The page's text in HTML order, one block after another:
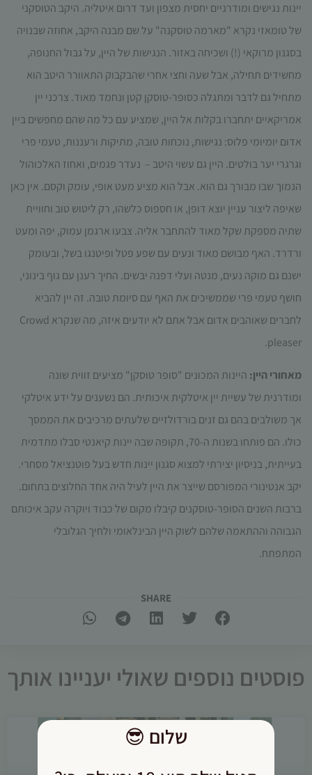
יינות נגישים ומודרניים יחסית מצפון ועד דרום איטליה. היקב הטוסקני
של טומאזי נקרא "מארמה טוסקנה" על שם מבנה היקב, אחוזה שבנויה
בסגנון מרוקאי (!) ושכיחה באזור. הנגישות של היין, על גבול החנופה,
מחשידים תחילה, אבל שעה וחצי אחרי שהבקבוק התאוורר היטב הוא
מתחיל גם לדבר ומתגלה כסופר-טוסקן קטן ונחמד מאוד. צרכני יין
אמריקאיים יתחברו בקלות אל היין, שמציע עם כל מה שהם מחפשים ביין
אדום יומיומי פלוס: נגישות, נוכחות טובה, מתיקות ורעננות, טעמי פרי
וגרגרי יער בולטים. היין גם עשוי היטב – נעדר פגמים, ואחוז האלכוהול
הנמוך שבו מבורך גם הוא. אבל הוא מציע מעט אופי, עומק וקסם. אין כאן
שאיפה ליצור עניין יוצא דופן, או חספוס כלשהו, רק ליטוש טוב וחוויית
שתיה מספקת שקל מאוד להתחבר אליה. צבעו ארגמן עמוק, יפה ומעט
ורדרד. האף מבושם מאוד ונעים עם שפע פטל ופיטנגו בשל, ובעומק
ישנם גם מוקה נעים, מנטה ועלי דפנה יבשים. החיך רענן עם גוף בינוני,
חושף טעמי פרי שממשיכים את האף עם סיומת טובה. זה יין להביא
לחברים שאוהבים אדום אבל אתם לא יודעים איזה, מה שנקרא Crowd
pleaser.
מאחורי היין: היינות המכונים "סופר טוסקן" מציעים זווית שונה
ומודרנית של עשיית יין איטלקית איכותית. הם נשענים על ידע איטלקי
אך משולבים בהם גם זנים בורדולזיים שלעתים מרכיבים את הממסך
כולו. הם פותחו בשנות ה-70, תקופה שבה יינות קיאנטי סבלו מתדמית
בעייתית, בניסיון יצירתי למצוא סגנון יינות חדש בעל פוטנציאל מסחרי.
יקב אנטינורי המפורסם שייצר את היין לעיל היה אחד החלוצים בתחום.
ברבות השנים הסופר-טוסקנים קיבלו מקום של כבוד ויוקרה עקב איכותם
הגבוהה וההתאמה שלהם לשוק היין הבינלאומי ולחיך הגלובלי
המתפתח.
SHARE​
פוסטים נוספים שאולי יעניינו אותך
בצורה
מיטבית
ביקורך. אם
תסרב/י
Cookie
אלו, חלק
באתר
עשויות
על ידי
שיתוף
העניין
וההתנהגות
ביקורך
ההזדמנות
לראות
תוכן
מותאמות
אישית.
שלום 😎